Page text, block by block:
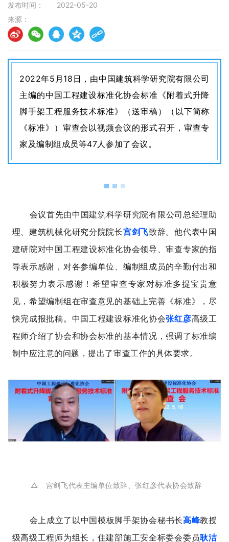
发布时间：
2022-05-20
来源：
2022年5月18日，由中国建筑科学研究院有限公司
主编的中国工程建设标准化协会标准《附着式升降
脚手架工程服务技术标准》（送审稿）（以下简称
《标准》）审查会以视频会议的形式召开，审查专
家及编制组成员等47人参加了会议。
会议首先由中国建筑科学研究院有限公司总经理助
理、建筑机械化研究分院院长宫剑飞致辞。他代表中国
建研院对中国工程建设标准化协会领导、审查专家的指
导表示感谢，对各参编单位、编制组成员的辛勤付出和
积极努力表示感谢！希望审查专家对标准多提宝贵意
见，希望编制组在审查意见的基础上完善《标准》，尽
快完成报批稿。中国工程建设标准化协会张红彦高级工
程师介绍了协会和协会标准的基本情况，强调了标准编
制中应注意的问题，提出了审查工作的具体要求。
△ 宫剑飞代表主编单位致辞、张红彦代表协会致辞
会上成立了以中国模板脚手架协会秘书长高峰教授
级高级工程师为组长，住建部施工安全标委会委员耿洁